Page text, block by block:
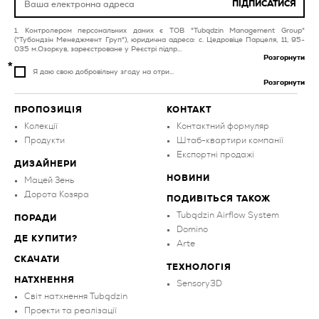
плитка для басейнів та
плитка для
інвестиційних об’єктів
плитка для ванної
кімнати кремова
ПРОПОЗИЦІЯ
Колекції
Продукти
ДИЗАЙНЕРИ
Мацей Зень
Дорота Козяра
ПОРАДИ
ДЕ КУПИТИ?
СКАЧАТИ
НАТХНЕННЯ
Світ натхнення Tubądzin
Проекти та реалізації
КОНТАКТ
Контактний формуляр
Штаб-квартири компанії
Експортні продажі
НОВИНИ
ПОДИВІТЬСЯ ТАКОЖ
Tubądzin Airflow System
Domino
Arte
ТЕХНОЛОГІЯ
Sensory3D
ПІДПИСАТИСЯ
Контролером персональних даних є ТОВ "Tubądzin Management Group"
("Тубондзін Менеджмент Груп"), юридична адреса: с. Цедровіце Парцеля, 11, 95-
035 м.Озоркув, зареєстроване у Реєстрі підпр...
Розгорнути
Я даю свою добровільну згоду на отри...
Розгорнути